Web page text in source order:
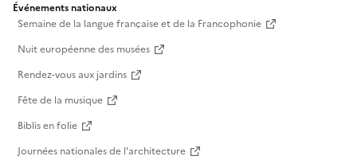
Événements nationaux
Semaine de la langue française et de la Francophonie
Nuit européenne des musées
Rendez-vous aux jardins
Fête de la musique
Biblis en folie
Journées nationales de l'architecture